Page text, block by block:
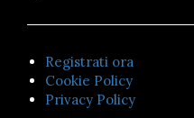
Registrati ora
Cookie Policy
Privacy Policy